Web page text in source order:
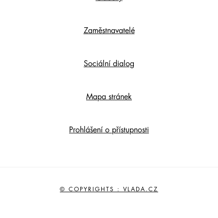
Zaměstnavatelé
Sociální dialog
Mapa stránek
Prohlášení o přístupnosti
© COPYRIGHTS : VLADA.CZ